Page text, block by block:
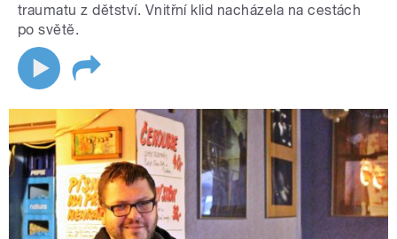
traumatu z dětství. Vnitřní klid nacházela na cestách
po světě.